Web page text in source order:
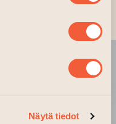
Näytä tiedot